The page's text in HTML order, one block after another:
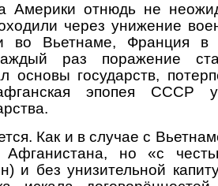
Америки отнюдь не
через унижение
Вьетнаме, Франция
раз поражение
основы государств,
эпопея СССР
Как и в случае с
но «с
и без унизительной